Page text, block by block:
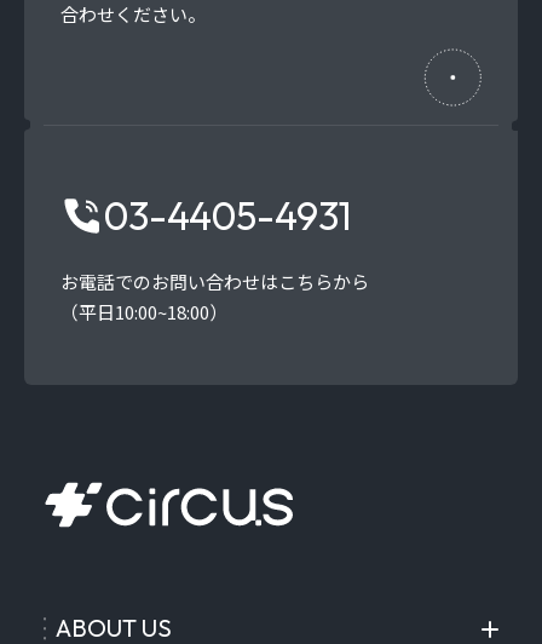
合わせください。
03-4405-4931
お電話でのお問い合わせはこちらから
（平日10:00~18:00）
ABOUT US